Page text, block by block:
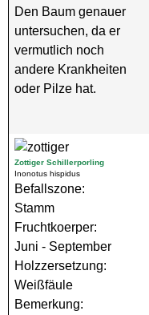
Den Baum genauer
untersuchen, da er
vermutlich noch
andere Krankheiten
oder Pilze hat.
Zottiger Schillerporling
Inonotus hispidus
Befallszone:
Stamm
Fruchtkoerper:
Juni - September
Holzzersetzung:
Weißfäule
Bemerkung: